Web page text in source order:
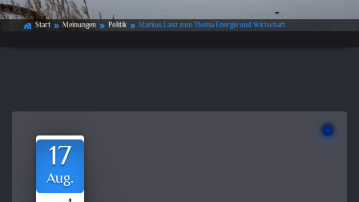
home_work Start double_arrow Meinungen double_arrow Politik double_arrow Markus Lanz zum Thema Energie und Wirtschaft
17
Aug.